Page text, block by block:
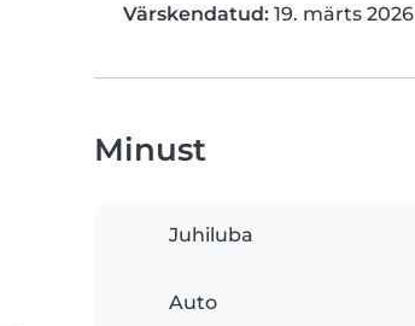
Värskendatud: 19. märts 2026
Minust
Juhiluba
Auto